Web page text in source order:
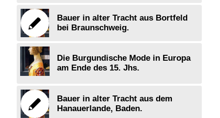
Bauer in alter Tracht aus Bortfeld
bei Braunschweig.
Die Burgundische Mode in Europa
am Ende des 15. Jhs.
Bauer in alter Tracht aus dem
Hanauerlande, Baden.